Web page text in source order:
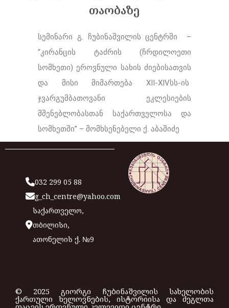
თაობაზე
სემინარი გ. ჩუბინაშვილის ცენტრში –
“კირანცის ტაძრის (ჩრდილოეთი
სომხეთი) ეროვნული სახის ძიებისათვის
და მისი მიმართება XII-XIVსს-ის
ჯვარგუმბათოვანი ეკლესიების
მშენებლობასთან საქართველოსა და
სომხეთში” – მომხსენებელი ქ. აბაშიძე
032 299 05 88
g_ch_centre@yahoo.com
საქართველო,
თბილისი,
ათონელის ქ. №9
© 2025 გიორგი ჩუბინაშვილის სახელობის
ქართული ხელოვნების, ისტორიისა და ძეგლთა